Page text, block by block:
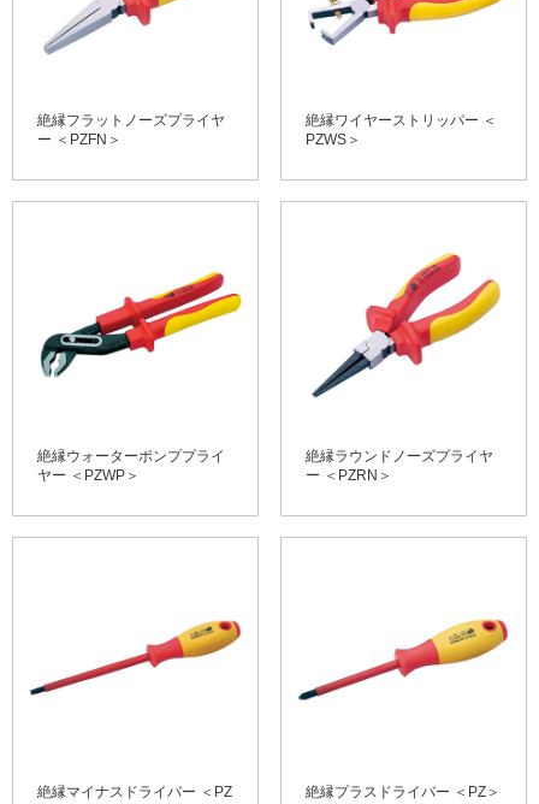
絶縁ワイヤーストリッパー ＜
PZWS＞
絶縁フラットノーズプライヤ
ー ＜PZFN＞
絶縁ラウンドノーズプライヤ
ー ＜PZRN＞
絶縁ウォーターポンププライ
ヤー ＜PZWP＞
絶縁プラスドライバー ＜PZ＞
絶縁マイナスドライバー ＜PZ